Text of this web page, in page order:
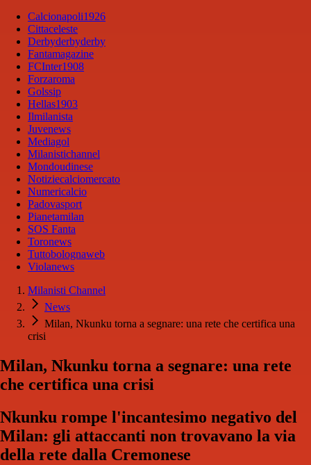
Calcionapoli1926
Cittaceleste
Derbyderbyderby
Fantamagazine
FCInter1908
Forzaroma
Golssip
Hellas1903
Ilmilanista
Juvenews
Mediagol
Milanistichannel
Mondoudinese
Notiziecalciomercato
Numericalcio
Padovasport
Pianetamilan
SOS Fanta
Toronews
Tuttobolognaweb
Violanews
Milanisti Channel
News
Milan, Nkunku torna a segnare: una rete che certifica una
crisi
Milan, Nkunku torna a segnare: una rete
che certifica una crisi
Nkunku rompe l'incantesimo negativo del
Milan: gli attaccanti non trovavano la via
della rete dalla Cremonese